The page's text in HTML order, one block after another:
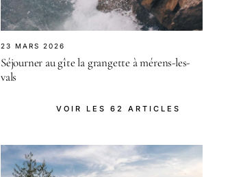
23 MARS 2026
Séjourner au gîte la grangette à mérens-les-
vals
VOIR LES 62 ARTICLES